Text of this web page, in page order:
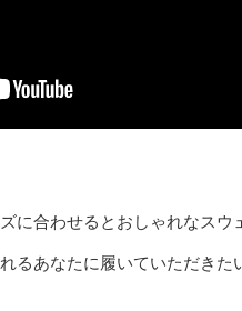
に合わせるとおしゃれなス
るあなたに履いていただきた